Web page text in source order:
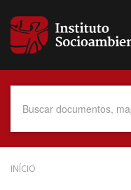
para
conteúdo
Data do Documento
INÍCIO